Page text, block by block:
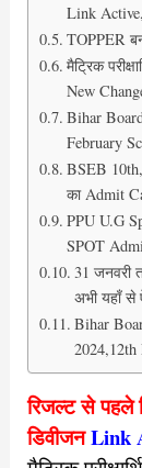
Link
TOPPER
मैट्रिक
New
Bihar
February
BSEB
का Admit
PPU U.G
SPOT
31 जनवरी
अभी यहाँ
Bihar
रिजल्ट से पहले
डिवीजनLink